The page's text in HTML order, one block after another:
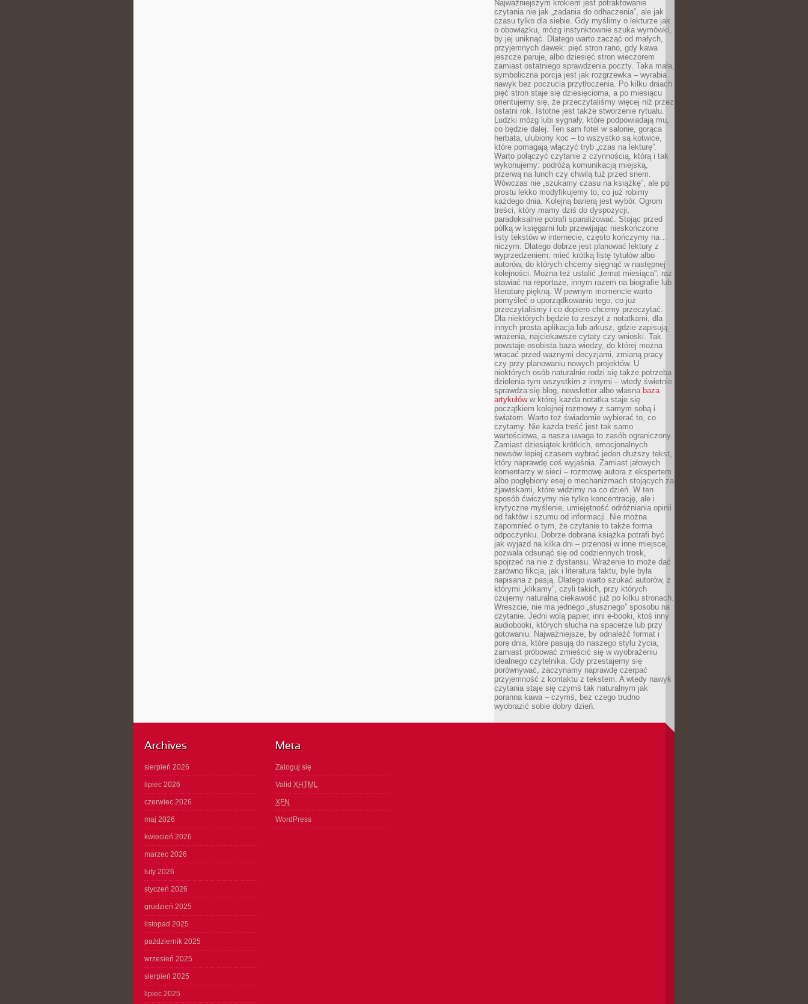
Najważniejszym krokiem jest potraktowanie
czytania nie jak „zadania do odhaczenia”, ale jak
czasu tylko dla siebie. Gdy myślimy o lekturze jak
o obowiązku, mózg instynktownie szuka wymówki,
by jej uniknąć. Dlatego warto zacząć od małych,
przyjemnych dawek: pięć stron rano, gdy kawa
jeszcze paruje, albo dziesięć stron wieczorem
zamiast ostatniego sprawdzenia poczty. Taka mała,
symboliczna porcja jest jak rozgrzewka – wyrabia
nawyk bez poczucia przytłoczenia. Po kilku dniach
pięć stron staje się dziesięcioma, a po miesiącu
orientujemy się, że przeczytaliśmy więcej niż przez
ostatni rok. Istotne jest także stworzenie rytuału.
Ludzki mózg lubi sygnały, które podpowiadają mu,
co będzie dalej. Ten sam fotel w salonie, gorąca
herbata, ulubiony koc – to wszystko są kotwice,
które pomagają włączyć tryb „czas na lekturę”.
Warto połączyć czytanie z czynnością, którą i tak
wykonujemy: podróżą komunikacją miejską,
przerwą na lunch czy chwilą tuż przed snem.
Wówczas nie „szukamy czasu na książkę”, ale po
prostu lekko modyfikujemy to, co już robimy
każdego dnia. Kolejną barierą jest wybór. Ogrom
treści, który mamy dziś do dyspozycji,
paradoksalnie potrafi sparaliżować. Stojąc przed
półką w księgarni lub przewijając nieskończone
listy tekstów w internecie, często kończymy na…
niczym. Dlatego dobrze jest planować lektury z
wyprzedzeniem: mieć krótką listę tytułów albo
autorów, do których chcemy sięgnąć w następnej
kolejności. Można też ustalić „temat miesiąca”: raz
stawiać na reportaże, innym razem na biografie lub
literaturę piękną. W pewnym momencie warto
pomyśleć o uporządkowaniu tego, co już
przeczytaliśmy i co dopiero chcemy przeczytać.
Dla niektórych będzie to zeszyt z notatkami, dla
innych prosta aplikacja lub arkusz, gdzie zapisują
wrażenia, najciekawsze cytaty czy wnioski. Tak
powstaje osobista baza wiedzy, do której można
wracać przed ważnymi decyzjami, zmianą pracy
czy przy planowaniu nowych projektów. U
niektórych osób naturalnie rodzi się także potrzeba
dzielenia tym wszystkim z innymi – wtedy świetnie
sprawdza się blog, newsletter albo własna baza
artykułóww której każda notatka staje się
początkiem kolejnej rozmowy z samym sobą i
światem. Warto też świadomie wybierać to, co
czytamy. Nie każda treść jest tak samo
wartościowa, a nasza uwaga to zasób ograniczony.
Zamiast dziesiątek krótkich, emocjonalnych
newsów lepiej czasem wybrać jeden dłuższy tekst,
który naprawdę coś wyjaśnia. Zamiast jałowych
komentarzy w sieci – rozmowę autora z ekspertem
albo pogłębiony esej o mechanizmach stojących za
zjawiskami, które widzimy na co dzień. W ten
sposób ćwiczymy nie tylko koncentrację, ale i
krytyczne myślenie, umiejętność odróżniania opinii
od faktów i szumu od informacji. Nie można
zapomnieć o tym, że czytanie to także forma
odpoczynku. Dobrze dobrana książka potrafi być
jak wyjazd na kilka dni – przenosi w inne miejsce,
pozwala odsunąć się od codziennych trosk,
spojrzeć na nie z dystansu. Wrażenie to może dać
zarówno fikcja, jak i literatura faktu, byle była
napisana z pasją. Dlatego warto szukać autorów, z
którymi „klikamy”, czyli takich, przy których
czujemy naturalną ciekawość już po kilku stronach.
Wreszcie, nie ma jednego „słusznego” sposobu na
czytanie. Jedni wolą papier, inni e-booki, ktoś inny
audiobooki, których słucha na spacerze lub przy
gotowaniu. Najważniejsze, by odnaleźć format i
porę dnia, które pasują do naszego stylu życia,
zamiast próbować zmieścić się w wyobrażeniu
idealnego czytelnika. Gdy przestajemy się
porównywać, zaczynamy naprawdę czerpać
przyjemność z kontaktu z tekstem. A wtedy nawyk
czytania staje się czymś tak naturalnym jak
poranna kawa – czymś, bez czego trudno
wyobrazić sobie dobry dzień.
Archives
sierpień 2026
lipiec 2026
czerwiec 2026
maj 2026
kwiecień 2026
marzec 2026
luty 2026
styczeń 2026
grudzień 2025
listopad 2025
październik 2025
wrzesień 2025
sierpień 2025
lipiec 2025
Meta
Zaloguj się
Valid XHTML
XFN
WordPress